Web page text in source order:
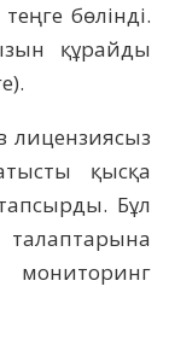
бөлінді.
құрайды
лицензиясыз
қысқа
Бұл
мониторинг